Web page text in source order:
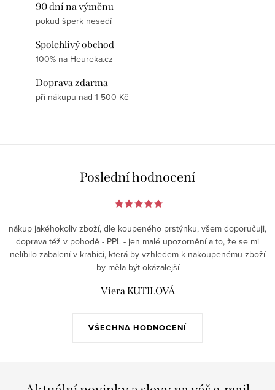
90 dní na výměnu
pokud šperk nesedí
Spolehlivý obchod
100% na Heureka.cz
Doprava zdarma
při nákupu nad 1 500 Kč
Poslední hodnocení
VŠECHNA HODNOCENÍ
nákup jakéhokoliv zboží, dle koupeného prstýnku, všem doporučuji,
doprava též v pohodě - PPL - jen malé upozornění a to, že se mi
nelíbilo zabalení v krabici, která by vzhledem k nakoupenému zboží
by měla být okázalejší
Viera KUTILOVÁ